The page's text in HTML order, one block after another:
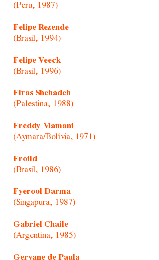
(Peru, 1987)
Felipe Rezende
(Brasil, 1994)
Felipe Veeck
(Brasil, 1996)
Firas Shehadeh
(Palestina, 1988)
Freddy Mamani
(Aymara/Bolívia, 1971)
Froiid
(Brasil, 1986)
Fyerool Darma
(Singapura, 1987)
Gabriel Chaile
(Argentina, 1985)
Gervane de Paula